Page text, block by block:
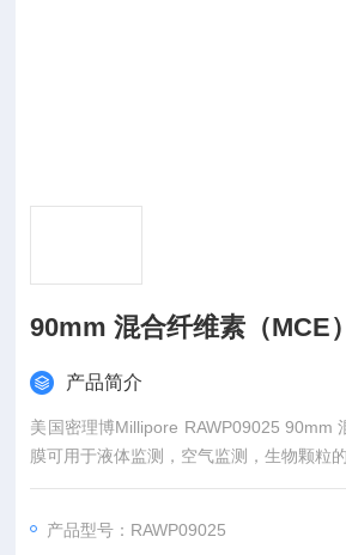
90mm 混合纤维素（MCE
产品简介
美国密理博Millipore RAWP09025 90mm
膜可用于液体监测，空气监测，生物颗粒
产品型号：RAWP09025